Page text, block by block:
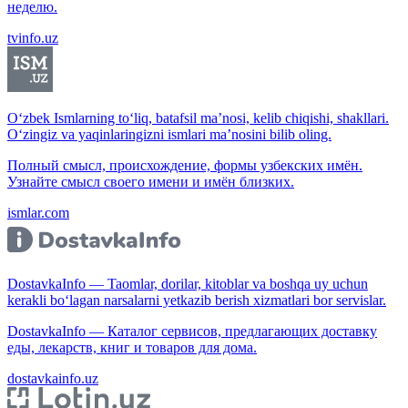
неделю.
tvinfo.uz
O‘zbek Ismlarning to‘liq, batafsil ma’nosi, kelib chiqishi, shakllari.
O‘zingiz va yaqinlaringizni ismlari ma’nosini bilib oling.
Полный смысл, происхождение, формы узбекских имён.
Узнайте смысл своего имени и имён близких.
ismlar.com
DostavkaInfo — Taomlar, dorilar, kitoblar va boshqa uy uchun
kerakli bo‘lagan narsalarni yetkazib berish xizmatlari bor servislar.
DostavkaInfo — Каталог сервисов, предлагающих доставку
еды, лекарств, книг и товаров для дома.
dostavkainfo.uz